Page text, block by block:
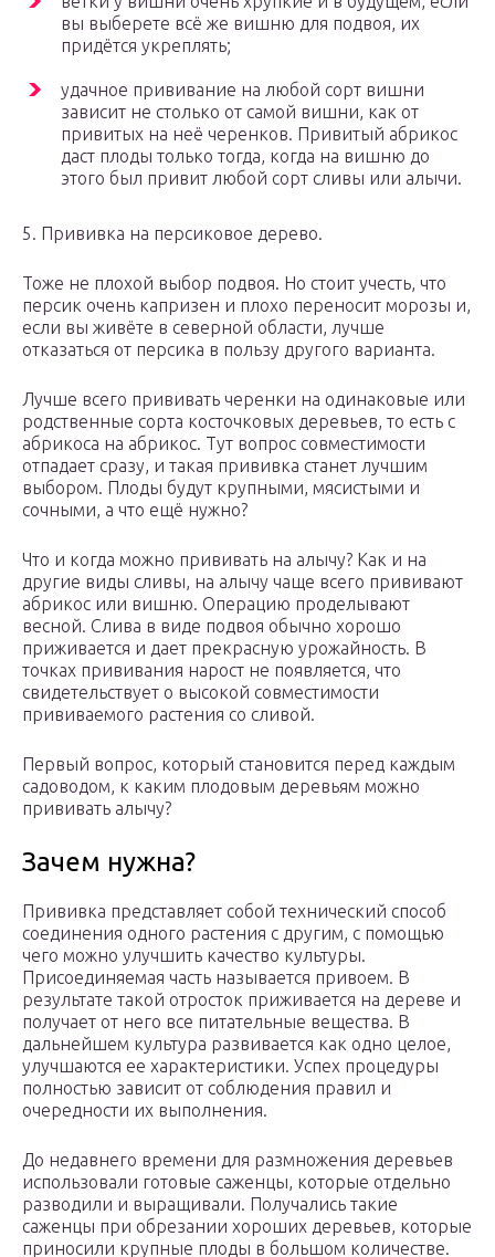
вы выберете всё же вишню для подвоя, их
придётся укреплять;
удачное прививание на любой сорт вишни
зависит не столько от самой вишни, как от
привитых на неё черенков. Привитый абрикос
даст плоды только тогда, когда на вишню до
этого был привит любой сорт сливы или алычи.
5. Прививка на персиковое дерево.
Тоже не плохой выбор подвоя. Но стоит учесть, что
персик очень капризен и плохо переносит морозы и,
если вы живёте в северной области, лучше
отказаться от персика в пользу другого варианта.
Лучше всего прививать черенки на одинаковые или
родственные сорта косточковых деревьев, то есть с
абрикоса на абрикос. Тут вопрос совместимости
отпадает сразу, и такая прививка станет лучшим
выбором. Плоды будут крупными, мясистыми и
сочными, а что ещё нужно?
Что и когда можно прививать на алычу? Как и на
другие виды сливы, на алычу чаще всего прививают
абрикос или вишню. Операцию проделывают
весной. Слива в виде подвоя обычно хорошо
приживается и дает прекрасную урожайность. В
точках прививания нарост не появляется, что
свидетельствует о высокой совместимости
прививаемого растения со сливой.
Первый вопрос, который становится перед каждым
садоводом, к каким плодовым деревьям можно
прививать алычу?
Зачем нужна?
Прививка представляет собой технический способ
соединения одного растения с другим, с помощью
чего можно улучшить качество культуры.
Присоединяемая часть называется привоем. В
результате такой отросток приживается на дереве и
получает от него все питательные вещества. В
дальнейшем культура развивается как одно целое,
улучшаются ее характеристики. Успех процедуры
полностью зависит от соблюдения правил и
очередности их выполнения.
До недавнего времени для размножения деревьев
использовали готовые саженцы, которые отдельно
разводили и выращивали. Получались такие
саженцы при обрезании хороших деревьев, которые
приносили крупные плоды в большом количестве.